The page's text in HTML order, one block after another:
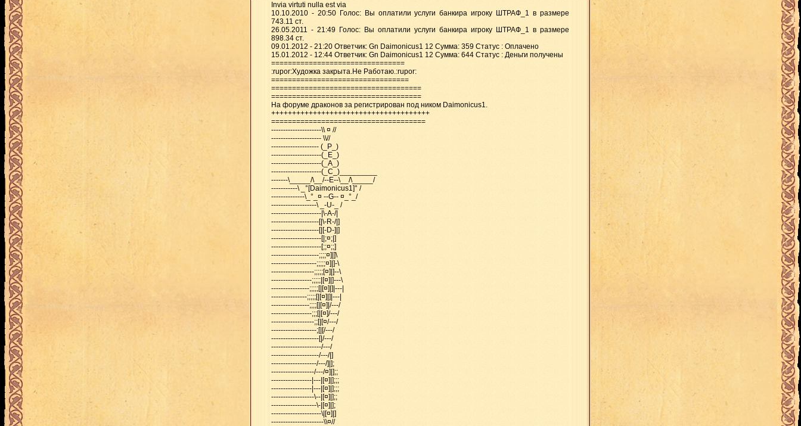
Invia virtuti nulla est via
10.10.2010 - 20:50 Голос: Вы оплатили услуги банкира игроку ШТРАФ_1 в размере
743.11 ст.
26.05.2011 - 21:49 Голос: Вы оплатили услуги банкира игроку ШТРАФ_1 в размере
898.34 ст.
09.01.2012 - 21:20 Ответчик: Gn Daimonicus1 12 Сумма: 359 Статус : Оплачено
15.01.2012 - 12:44 Ответчик: Gn Daimonicus1 12 Сумма: 644 Статус : Деньги получены
================================
:rupor:Художка закрыта.Не Работаю.:rupor:
=================================
====================================
====================================
На форуме драконов за регистрирован под ником Daimonicus1.
++++++++++++++++++++++++++++++++++++++
=====================================
---------------------\\ ¤ //
--------------------- \\//
-------------------- (_P_)
---------------------(_E_)
---------------------(_A_)
---------------------(_C_)_________
-------\_____/\__/--E--\__/\_____/
-----------\ _°[Daimonicus1]° /
--------------\_°_¤ --G-- ¤_°_/
-------------------\ _-U-_ /
---------------------|\-A-/|
--------------------[|\-R-/|]
--------------------[|[-D-]|]
---------------------[|;¤;|]
---------------------[;;¤;;]
--------------------;;;;¤]|]\
-------------------;;;;;¤]|]-\
------------------;;;;;[¤]|]--\
-----------------;;;;;|[¤]|]---\
----------------;;;;;[|[¤]|]|---|
---------------;;;;;[|[¤]|]|---|
----------------;;;;[|[¤]|/---/
-----------------;;;[|[¤]/---/
------------------;;[|[¤/---/
-------------------;[|[/---/
--------------------[|/---/
---------------------/---/
--------------------/---/|]
-------------------/---/]|];
------------------/---/¤]|];;
-----------------|---|[¤]|];;;
-----------------|---|[¤]|];;;
------------------\--|[¤]|];;
-------------------\-|[¤]|];
---------------------\|[¤]|]
----------------------\\¤//